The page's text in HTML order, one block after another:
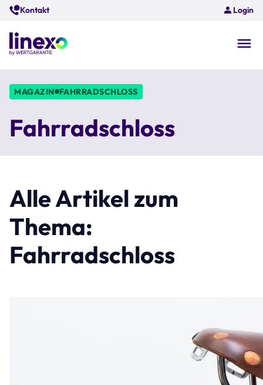
Skip
to
main
content
Kontakt Login
MAGAZIN FAHRRADSCHLOSS
Fahrradschloss
Alle Artikel zum
Thema:
Fahrradschloss